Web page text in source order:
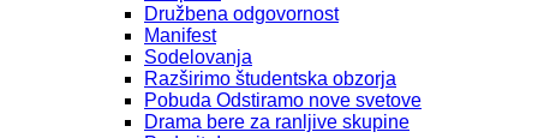
Družbena odgovornost
Manifest
Sodelovanja
Razširimo študentska obzorja
Pobuda Odstiramo nove svetove
Drama bere za ranljive skupine